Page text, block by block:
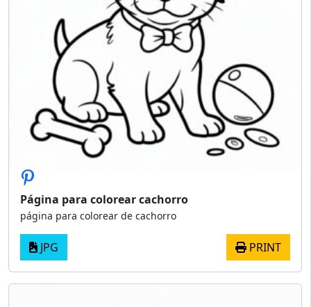
Página para colorear cachorro
página para colorear de cachorro
JPG PRINT